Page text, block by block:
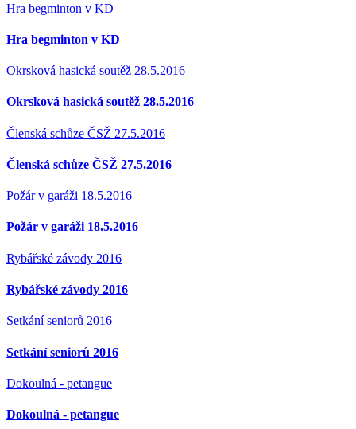
Hra begminton v KD
Hra begminton v KD
Okrsková hasická soutěž 28.5.2016
Okrsková hasická soutěž 28.5.2016
Členská schůze ČSŽ 27.5.2016
Členská schůze ČSŽ 27.5.2016
Požár v garáži 18.5.2016
Požár v garáži 18.5.2016
Rybářské závody 2016
Rybářské závody 2016
Setkání seniorů 2016
Setkání seniorů 2016
Dokoulná - petangue
Dokoulná - petangue